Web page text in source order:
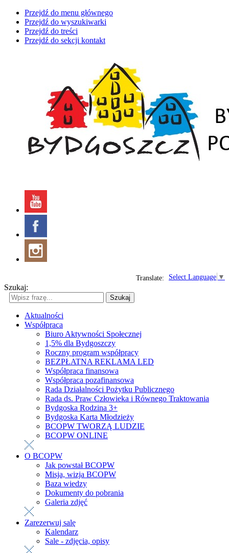
Przejdź do menu głównego
Przejdź do wyszukiwarki
Przejdź do treści
Przejdź do sekcji kontakt
Select Language ▼
Translate:
Szukaj:
Szukaj
Aktualności
Współpraca
Biuro Aktywności Społecznej
1,5% dla Bydgoszczy
Roczny program współpracy
BEZPŁATNA REKLAMA LED
Współpraca finansowa
Współpraca pozafinansowa
Rada Działalności Pożytku Publicznego
Rada ds. Praw Człowieka i Równego Traktowania
Bydgoska Rodzina 3+
Bydgoska Karta Młodzieży
BCOPW TWORZĄ LUDZIE
BCOPW ONLINE
O BCOPW
Jak powstał BCOPW
Misja, wizja BCOPW
Baza wiedzy
Dokumenty do pobrania
Galeria zdjęć
Zarezerwuj salę
Kalendarz
Sale - zdjęcia, opisy